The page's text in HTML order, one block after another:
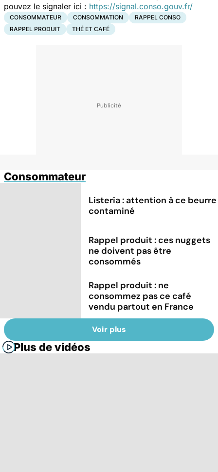
pouvez le signaler ici : https://signal.conso.gouv.fr/
CONSOMMATEUR CONSOMMATION
RAPPEL CONSO
RAPPEL PRODUIT
THÉ ET CAFÉ
Consommateur
Listeria : attention à ce beurre
contaminé
Rappel produit : ces nuggets
ne doivent pas être
consommés
Rappel produit : ne
consommez pas ce café
vendu partout en France
Voir plus
Plus de vidéos